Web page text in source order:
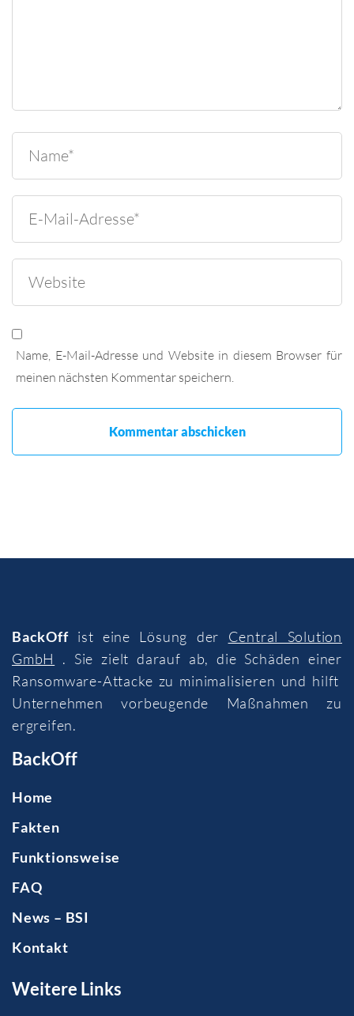
Name, E-Mail-Adresse und Website in diesem Browser für
meinen nächsten Kommentar speichern.
BackOffist eine Lösung der Central Solution
GmbH
. Sie zielt darauf ab, die Schäden einer
Ransomware-Attacke zu minimalisieren und hilft
Unternehmen vorbeugende Maßnahmen zu
ergreifen.
BackOff
Home
Fakten
Funktionsweise
FAQ
News – BSI
Kontakt
Weitere Links